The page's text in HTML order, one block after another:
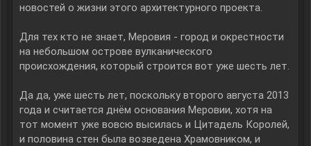
новостей о жизни этого архитектурного проекта.
Для тех кто не знает, Меровия - город и окрестности
на небольшом острове вулканического
происхождения, который строится вот уже шесть лет.
Да да, уже шесть лет, поскольку второго августа 2013
года и считается днём основания Меровии, хотя на
тот момент уже вовсю высилась и Цитадель Королей,
и половина стен была возведена Храмовником, и